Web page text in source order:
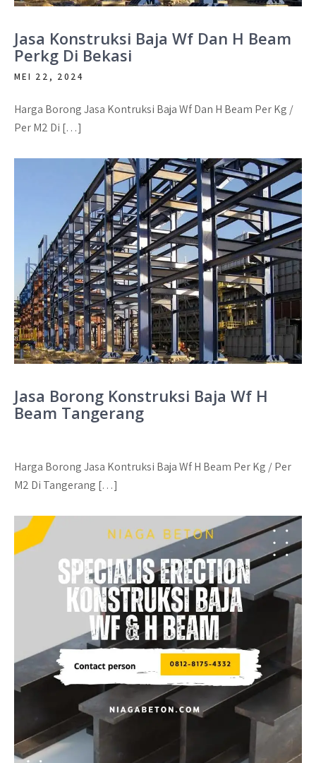
Jasa Konstruksi Baja Wf Dan H Beam
Perkg Di Bekasi
MEI 22, 2024
Harga Borong Jasa Kontruksi Baja Wf Dan H Beam Per Kg /
Per M2 Di […]
Jasa Borong Konstruksi Baja Wf H
Beam Tangerang
Harga Borong Jasa Kontruksi Baja Wf H Beam Per Kg / Per
M2 Di Tangerang […]